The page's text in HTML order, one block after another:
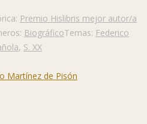
Premio Hislibris mejor autor/a
BiográficoTemas: Federico
, S. XX